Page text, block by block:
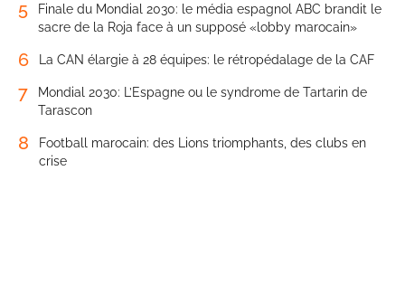
5
Finale du Mondial 2030: le média espagnol ABC brandit le
sacre de la Roja face à un supposé «lobby marocain»
6 La CAN élargie à 28 équipes: le rétropédalage de la CAF
7
Mondial 2030: L’Espagne ou le syndrome de Tartarin de
Tarascon
8
Football marocain: des Lions triomphants, des clubs en
crise